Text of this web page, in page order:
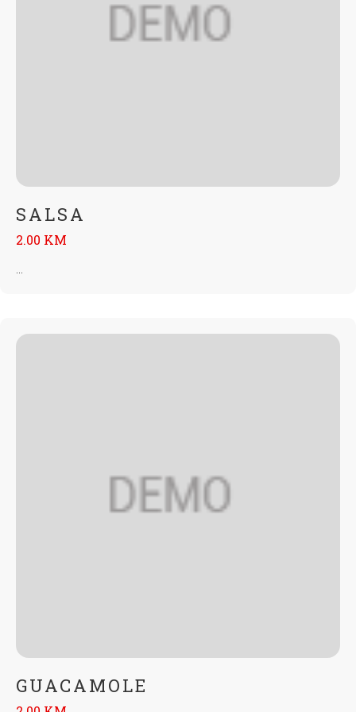
SALSA
2.00 KM
GUACAMOLE